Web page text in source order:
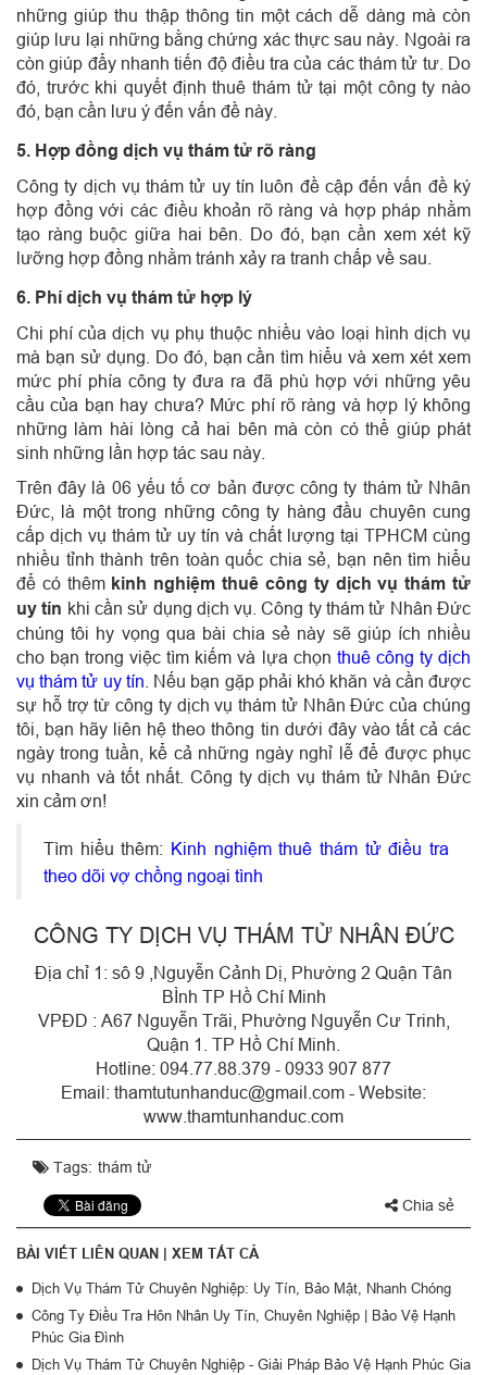
những giúp thu thập thông tin một cách dễ dàng mà còn
giúp lưu lại những bằng chứng xác thực sau này. Ngoài ra
còn giúp đẩy nhanh tiến độ điều tra của các thám tử tư. Do
đó, trước khi quyết định thuê thám tử tại một công ty nào
đó, bạn cần lưu ý đến vấn đề này.
5. Hợp đồng dịch vụ thám tử rõ ràng
Công ty dịch vụ thám tử uy tín luôn đề cập đến vấn đề ký
hợp đồng với các điều khoản rõ ràng và hợp pháp nhằm
tạo ràng buộc giữa hai bên. Do đó, bạn cần xem xét kỹ
lưỡng hợp đồng nhằm tránh xảy ra tranh chấp về sau.
6. Phí dịch vụ thám tử hợp lý
Chi phí của dịch vụ phụ thuộc nhiều vào loại hình dịch vụ
mà bạn sử dụng. Do đó, bạn cần tìm hiểu và xem xét xem
mức phí phía công ty đưa ra đã phù hợp với những yêu
cầu của bạn hay chưa? Mức phí rõ ràng và hợp lý không
những làm hài lòng cả hai bên mà còn có thể giúp phát
sinh những lần hợp tác sau này.
Trên đây là 06 yếu tố cơ bản được công ty thám tử Nhân
Đức, là một trong những công ty hàng đầu chuyên cung
cấp dịch vụ thám tử uy tín và chất lượng tại TPHCM cùng
nhiều tỉnh thành trên toàn quốc chia sẻ, bạn nên tìm hiểu
để có thêm kinh nghiệm thuê công ty dịch vụ thám tử
uy tín khi cần sử dụng dịch vụ. Công ty thám tử Nhân Đức
chúng tôi hy vọng qua bài chia sẻ này sẽ giúp ích nhiều
cho bạn trong việc tìm kiếm và lựa chọn thuê công ty dịch
vụ thám tử uy tín . Nếu bạn gặp phải khó khăn và cần được
sự hỗ trợ từ công ty dịch vụ thám tử Nhân Đức của chúng
tôi, bạn hãy liên hệ theo thông tin dưới đây vào tất cả các
ngày trong tuần, kể cả những ngày nghỉ lễ để được phục
vụ nhanh và tốt nhất. Công ty dịch vụ thám tử Nhân Đức
xin cảm ơn!
Tìm hiểu thêm: Kinh nghiệm thuê thám tử điều tra
theo dõi vợ chồng ngoại tình
CÔNG TY DỊCH VỤ THÁM TỬ NHÂN ĐỨC
Địa chỉ 1: sô 9 ,Nguyễn Cảnh Dị, Phường 2 Quận Tân
BÌnh TP Hồ Chí Minh
VPĐD : A67 Nguyễn Trãi, Phường Nguyễn Cư Trinh,
Quận 1. TP Hồ Chí Minh.
Hotline: 094.77.88.379 - 0933 907 877
Email: thamtutunhanduc@gmail.com - Website:
www.thamtunhanduc.com
Tags: thám tử
Chia sẻ
BÀI VIẾT LIÊN QUAN | XEM TẤT CẢ
Dịch Vụ Thám Tử Chuyên Nghiệp: Uy Tín, Bảo Mật, Nhanh Chóng
Công Ty Điều Tra Hôn Nhân Uy Tín, Chuyên Nghiệp | Bảo Vệ Hạnh
Phúc Gia Đình
Dịch Vụ Thám Tử Chuyên Nghiệp - Giải Pháp Bảo Vệ Hạnh Phúc Gia